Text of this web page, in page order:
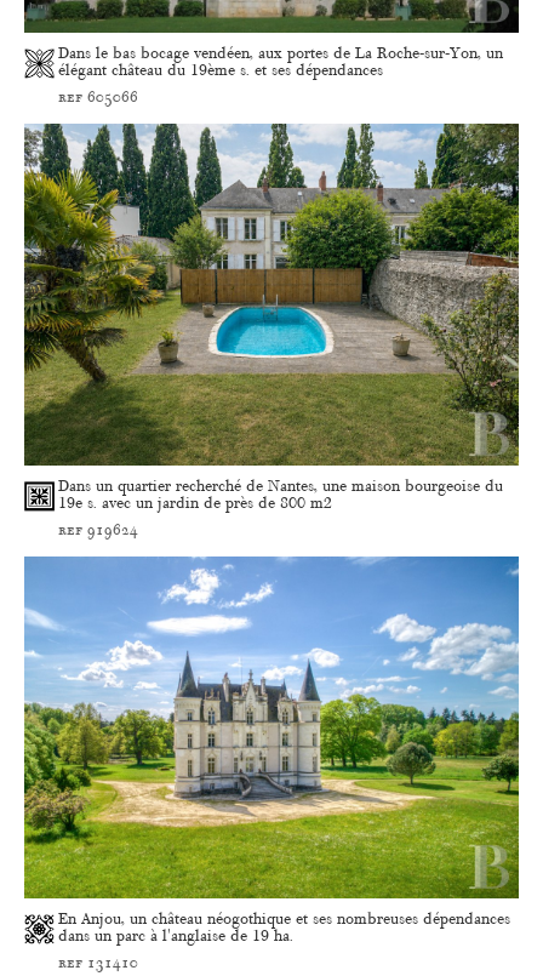
Dans le bas bocage vendéen, aux portes de La Roche-sur-Yon, un
élégant château du 19ème s. et ses dépendances
ref 605066
Dans un quartier recherché de Nantes, une maison bourgeoise du
19e s. avec un jardin de près de 800 m2
ref 919624
En Anjou, un château néogothique et ses nombreuses dépendances
dans un parc à l'anglaise de 19 ha.
ref 131410